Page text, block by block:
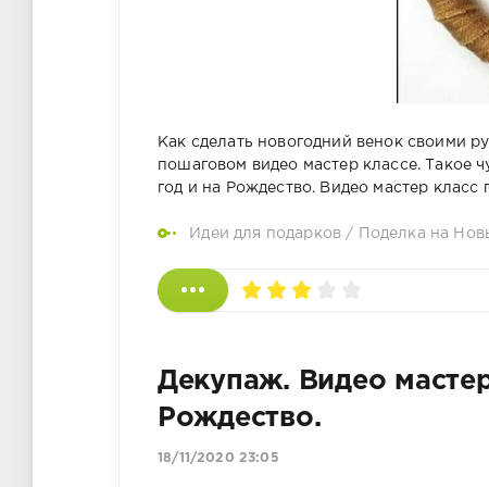
Как сделать новогодний венок своими
пошаговом видео мастер классе. Такое
год и на Рождество. Видео мастер
Идеи для подарков / Поделка на
Декупаж. Видео
Рождество.
18/11/2020 23:05